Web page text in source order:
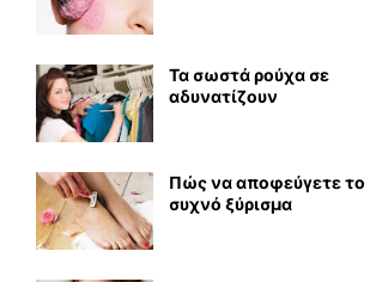
Τα σωστά ρούχα σε
αδυνατίζουν
Πώς να αποφεύγετε το
συχνό ξύρισμα